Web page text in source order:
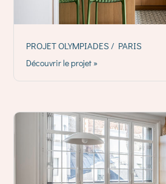
PROJET OLYMPIADES / PARIS
Découvrir le projet »